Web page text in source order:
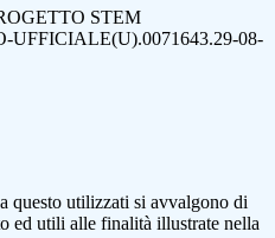
STEM
08-
questo utilizzati si avvalgono di
ed utili alle finalità illustrate nella